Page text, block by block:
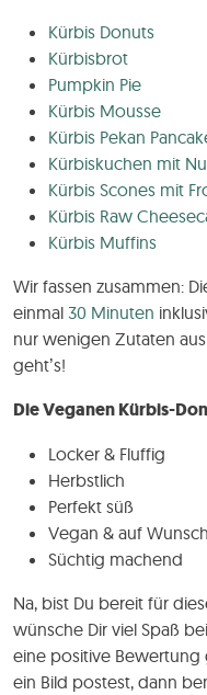
Kürbis Donuts
Kürbisbrot
Pumpkin Pie
Kürbis Mousse
Kürbis Pekan
Kürbiskuchen mit
Kürbis Scones mit
Kürbis Raw
Kürbis Muffins
Wir fassen zusammen:
einmal 30 Minuten
nur wenigen Zutaten
geht’s!
Die Veganen Kürbis-
Locker & Fluffig
Herbstlich
Perfekt süß
Vegan & auf
Süchtig machend
Na, bist Du bereit für
wünsche Dir viel Spaß
eine positive Bewertung
ein Bild postest, dann